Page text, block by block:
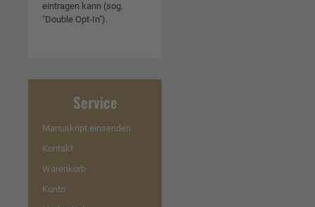
eintragen kann (sog.
"Double Opt-In").
Service
Manuskript einsenden
Kontakt
Warenkorb
Konto